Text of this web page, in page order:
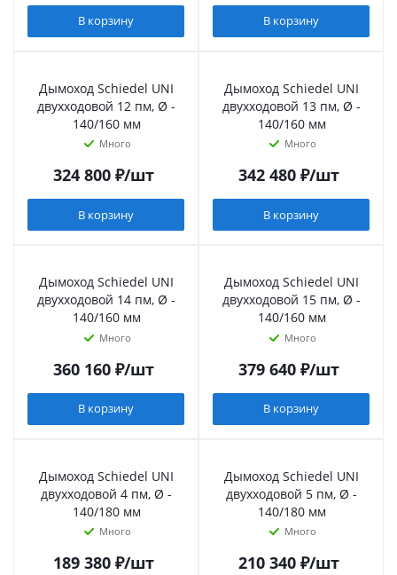
В корзину В корзину
Дымоход Schiedel UNI
двухходовой 12 пм, Ø -
140/160 мм
Много
324 800₽/шт
В корзину
Дымоход Schiedel UNI
двухходовой 13 пм, Ø -
140/160 мм
Много
342 480₽/шт
В корзину
Дымоход Schiedel UNI
двухходовой 14 пм, Ø -
140/160 мм
Много
360 160₽/шт
В корзину
Дымоход Schiedel UNI
двухходовой 15 пм, Ø -
140/160 мм
Много
379 640₽/шт
В корзину
Дымоход Schiedel UNI
двухходовой 4 пм, Ø -
140/180 мм
Много
189 380₽/шт
Дымоход Schiedel UNI
двухходовой 5 пм, Ø -
140/180 мм
Много
210 340₽/шт